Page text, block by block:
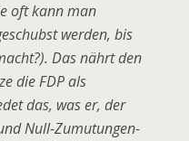
oft kann man
werden, bis
Das nährt den
die FDP als
das, was er, der
Null-Zumutungen-